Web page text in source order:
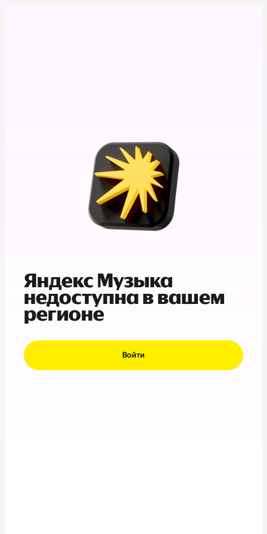
Яндекс Музыка
недоступна в вашем
регионе
Войти